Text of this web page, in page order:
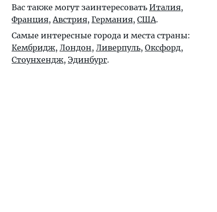
Вас также могут заинтересовать Италия,
Франция,Австрия, Германия, США.
Самые интересные города и места страны:
Кембридж, Лондон, Ливерпуль, Оксфорд,
Стоунхендж, Эдинбург.